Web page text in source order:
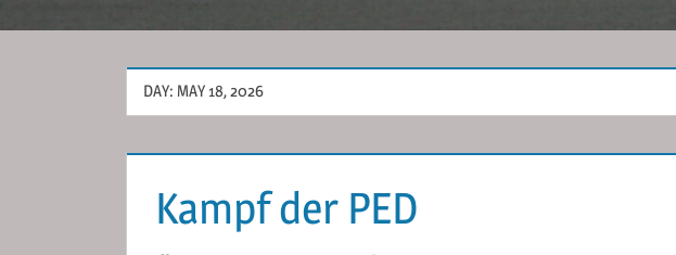
DAY: MAY 18, 2026
Kampf der PED